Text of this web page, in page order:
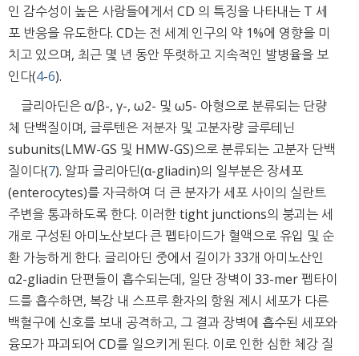
인 감수성이 높은 사람들에게서 CD 의 특징을 나타내는 T 세
포 반응을 유도한다. CD는 전 세계 인구의 약 1%에 영향을 미
치고 있으며, 최근 몇 년 동안 뚜렷하고 지속적인 발병율을 보
인다(4-6).
글리아딘은 α/β-, γ-, ω2- 및 ω5- 아형으로 분류되는 단량
체 단백질이며, 글루텐은 저분자 및 고분자량 글루테닌
subunits(LMW-GS 및 HMW-GS)으로 분류되는 고분자 단백
질이다(7). 알파 글리아딘(α-gliadin)의 일부분은 장세포
(enterocytes)를 자극하여 더 큰 분자가 세포 사이의 실란트
주변을 통과하도록 한다. 이러한 tight junctions의 붕괴는 세
개로 구성된 아미노산보다 큰 펩타이드가 혈액으로 유입 및 순
환 가능하게 한다. 글리아딘 중에서 길이가 33개 아미노산인
α2-gliadin 단편들이 흡수되는데, 일단 장벽이 33-mer 펩타이
드를 흡수하면, 복강 내 스프루 환자의 항원 제시 세포가 다른
백혈구에 신호를 보내 공격하고, 그 결과 장벽에 흡수된 세포와
융모가 파괴되어 CD를 일으키게 된다. 이로 인한 심한 체강 질